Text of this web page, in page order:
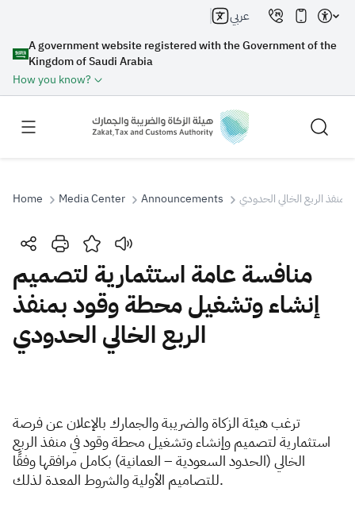
A government website registered with the Government of the
Kingdom of Saudi Arabia
How you know?
عربي
Search
Search Search AI
Suggestions
Real Estate Transactions
Home Media Center Announcements الربع الخالي الحدودي
منافسة عامة استثمارية لتصميم
إنشاء وتشغيل محطة وقود بمنفذ
الربع الخالي الحدودي
ترغب هيئة الزكاة والضريبة والجمارك بالإعلان عن فرصة
استثمارية لتصميم وإنشاء وتشغيل محطة وقود في منفذ الربع
الخالي (الحدود السعودية – العمانية) بكامل مرافقها وفقًا
للتصاميم الأولية والشروط المعدة لذلك.